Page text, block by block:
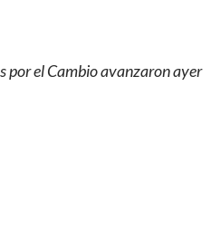
por el Cambio avanzaron ayer